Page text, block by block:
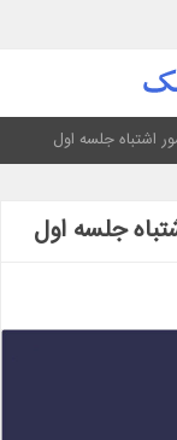
اشتباه جلسه اول
جلسه اول